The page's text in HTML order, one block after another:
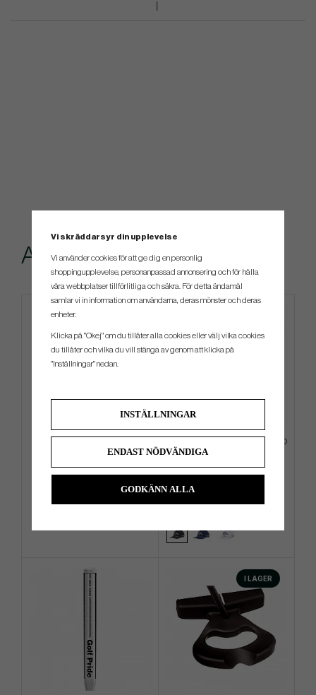
Andra köpte även
Callaway TA Performance Pro
Rope -26 Keps
I LAGER
Vi skräddarsyr din upplevelse
Vi använder cookies för att ge dig en personlig
shoppingupplevelse, personanpassad annonsering och för hålla
våra webbplatser tillförlitliga och säkra. För detta ändamål
samlar vi in information om användarna, deras mönster och deras
enheter.
Klicka på "Okej" om du tillåter alla cookies eller välj vilka cookies
du tillåter och vilka du vill stänga av genom att klicka på
"Inställningar" nedan.
INSTÄLLNINGAR
ENDAST NÖDVÄNDIGA
GODKÄNN ALLA